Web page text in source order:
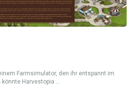
Farmsimulator, den ihr entspannt im
Harvestopia ...